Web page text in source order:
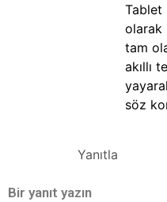
Tablet
olarak
tam
akıllı
söz
Yanıtla
Bir yanıt yazın